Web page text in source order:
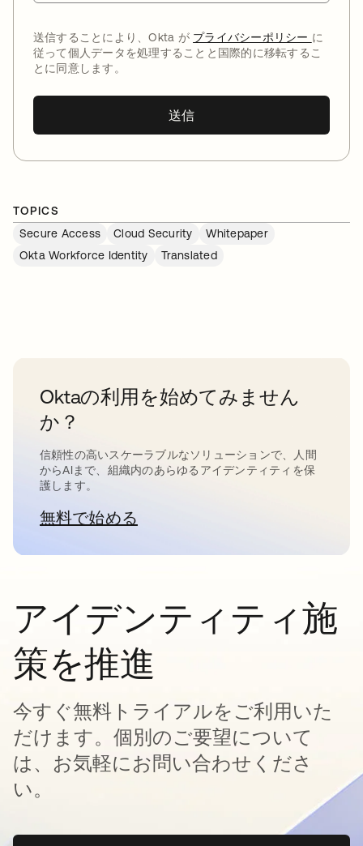
送信することにより、Okta が プライバシーポリシー に
従って個人データを処理することと国際的に移転するこ
とに同意します。
送信
TOPICS
Secure Access
Cloud Security
Whitepaper
Okta Workforce Identity
Translated
Oktaの利用を始めてみません
か？
信頼性の高いスケーラブルなソリューションで、人間
からAIまで、組織内のあらゆるアイデンティティを保
護します。
無料で始める新しいタブで開く
アイデンティティ施
策を推進
今すぐ無料トライアルをご利用いた
だけます。個別のご要望について
は、お気軽にお問い合わせくださ
い。